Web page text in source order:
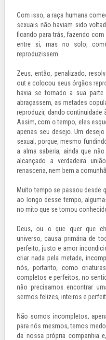
Com isso, a raça humana
sexuais não haviam sido
ficando para trás, fazendo
entre si, mas no solo,
reproduzissem.
Zeus, então, penalizado,
out e colocou seus órgãos
havia se tornado a sua
abraçassem, as metades
reproduzir, dando continuidade
Assim, com o tempo, eles
apenas seu desejo. Um
sexual, porque, mesmo
a alma saberia, ainda que
alcançado a verdadeira
renasceria, nem bem a
Muito tempo se passou desde
ao longo desse tempo,
no mito que se tornou
Deus, ou o que quer que
universo, causa primária de
perfeito, justo e amor
criar nada pela metade,
nós, portanto, como
completos e perfeitos, no
não precisamos encontrar
sermos felizes, inteiros e
Não somos incompletos,
para nós mesmos, temos
da nossa própria companhia